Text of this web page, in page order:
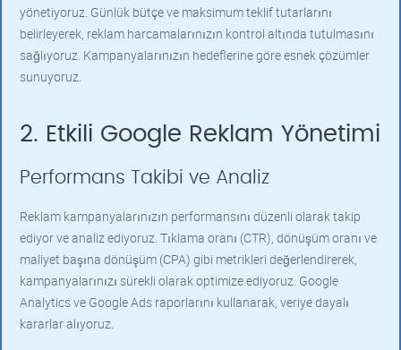
yönetiyoruz. Günlük bütçe ve maksimum teklif tutarlarını
belirleyerek, reklam harcamalarınızın kontrol altında tutulmasını
sağlıyoruz. Kampanyalarınızın hedeflerine göre esnek çözümler
sunuyoruz.
2. Etkili Google Reklam Yönetimi
Performans Takibi ve Analiz
Reklam kampanyalarınızın performansını düzenli olarak takip
ediyor ve analiz ediyoruz. Tıklama oranı (CTR), dönüşüm oranı ve
maliyet başına dönüşüm (CPA) gibi metrikleri değerlendirerek,
kampanyalarınızı sürekli olarak optimize ediyoruz. Google
Analytics ve Google Ads raporlarını kullanarak, veriye dayalı
kararlar alıyoruz.